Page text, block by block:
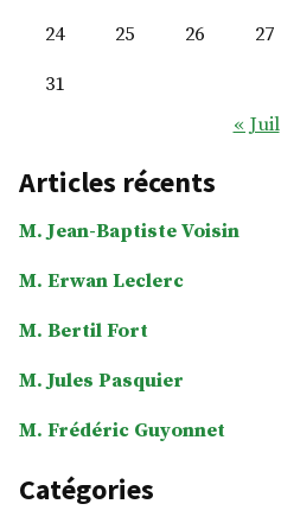
24
25 26 27
31
« Juil
Articles récents
M. Jean-Baptiste Voisin
M. Erwan Leclerc
M. Bertil Fort
M. Jules Pasquier
M. Frédéric Guyonnet
Catégories